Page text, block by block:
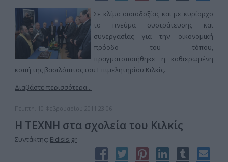
Σε κλίμα αισιοδοξίας και με κυρίαρχο
το πνεύμα συστράτευσης και
συνεργασίας για την οικονομική
πρόοδο του τόπου,
πραγματοποιήθηκε η καθιερωμένη
κοπή της βασιλόπιτας του Επιμελητηρίου Κιλκίς.
Διαβάστε περισσότερα...
Πέμπτη, 10 Φεβρουαρίου 2011 23:06
Η ΤΕΧΝΗ στα σχολεία του Κιλκίς
Συντάκτης: Eidisis.gr